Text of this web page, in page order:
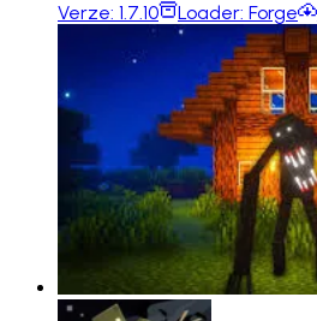
Verze: 1.7.10 Loader: Forge